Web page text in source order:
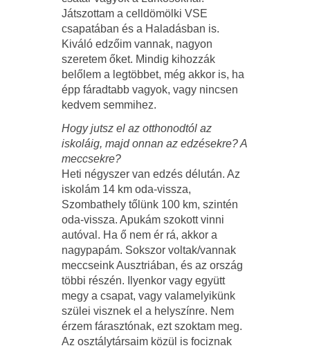
Játszottam a celldömölki VSE
csapatában és a Haladásban is.
Kiváló edzőim vannak, nagyon
szeretem őket. Mindig kihozzák
belőlem a legtöbbet, még akkor is, ha
épp fáradtabb vagyok, vagy nincsen
kedvem semmihez.
Hogy jutsz el az otthonodtól az
iskoláig, majd onnan az edzésekre? A
meccsekre?
Heti négyszer van edzés délután. Az
iskolám 14 km oda-vissza,
Szombathely tőlünk 100 km, szintén
oda-vissza. Apukám szokott vinni
autóval. Ha ő nem ér rá, akkor a
nagypapám. Sokszor voltak/vannak
meccseink Ausztriában, és az ország
többi részén. Ilyenkor vagy együtt
megy a csapat, vagy valamelyikünk
szülei visznek el a helyszínre. Nem
érzem fárasztónak, ezt szoktam meg.
Az osztálytársaim közül is fociznak